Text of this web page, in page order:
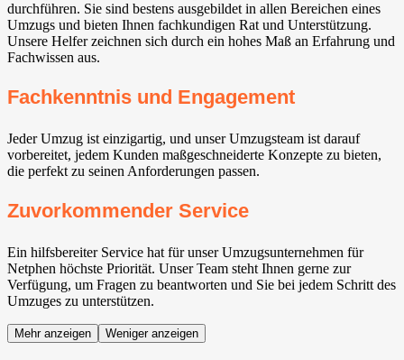
durchführen. Sie sind bestens ausgebildet in allen Bereichen eines
Umzugs und bieten Ihnen fachkundigen Rat und Unterstützung.
Unsere Helfer zeichnen sich durch ein hohes Maß an Erfahrung und
Fachwissen aus.
Fachkenntnis und Engagement
Jeder Umzug ist einzigartig, und unser Umzugsteam ist darauf
vorbereitet, jedem Kunden maßgeschneiderte Konzepte zu bieten,
die perfekt zu seinen Anforderungen passen.
Zuvorkommender Service
Ein hilfsbereiter Service hat für unser Umzugsunternehmen für
Netphen höchste Priorität. Unser Team steht Ihnen gerne zur
Verfügung, um Fragen zu beantworten und Sie bei jedem Schritt des
Umzuges zu unterstützen.
Mehr anzeigen Weniger anzeigen